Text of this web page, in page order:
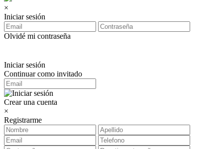
×
Iniciar sesión
Olvidé mi contraseña
Iniciar sesión
Continuar como invitado
Crear una cuenta
×
Registrarme